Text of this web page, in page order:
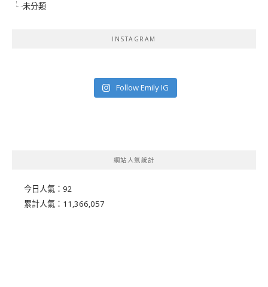
未分類
INSTAGRAM
Follow Emily IG
網站人氣統計
今日人氣： 92
累計人氣： 11,366,057